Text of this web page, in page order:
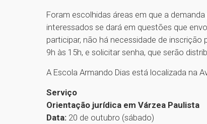
Foram escolhidas áreas em que a
interessados se dará em questões que
participar, não há necessidade de
9h às 15h, e solicitar senha, que serão
A Escola Armando Dias está localizada na
Serviço
Orientação jurídica em Várzea Paulista
Data: 20 de outubro (sábado)